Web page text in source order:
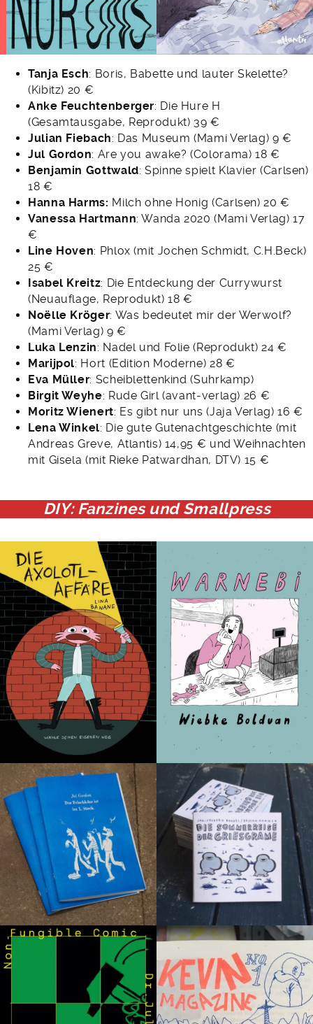
Tanja Esch: Boris, Babette und lauter Skelette?
(Kibitz) 20 €
Anke Feuchtenberger: Die Hure H
(Gesamtausgabe, Reprodukt) 39 €
Julian Fiebach: Das Museum (Mami Verlag) 9 €
Jul Gordon: Are you awake? (Colorama) 18 €
Benjamin Gottwald: Spinne spielt Klavier (Carlsen)
18 €
Hanna Harms: Milch ohne Honig (Carlsen) 20 €
Vanessa Hartmann: Wanda 2020 (Mami Verlag) 17
€
Line Hoven: Phlox (mit Jochen Schmidt, C.H.Beck)
25 €
Isabel Kreitz: Die Entdeckung der Currywurst
(Neuauflage, Reprodukt) 18 €
Noëlle Kröger: Was bedeutet mir der Werwolf?
(Mami Verlag) 9 €
Luka Lenzin: Nadel und Folie (Reprodukt) 24 €
Marijpol: Hort (Edition Moderne) 28 €
Eva Müller: Scheiblettenkind (Suhrkamp)
Birgit Weyhe: Rude Girl (avant-verlag) 26 €
Moritz Wienert: Es gibt nur uns (Jaja Verlag) 16 €
Lena Winkel: Die gute Gutenachtgeschichte (mit
Andreas Greve, Atlantis) 14,95 € und Weihnachten
mit Gisela (mit Rieke Patwardhan, DTV) 15 €
DIY: Fanzines und Smallpress